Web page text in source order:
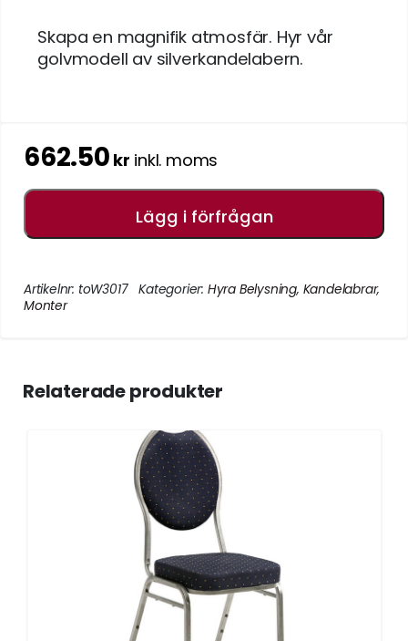
Skapa en magnifik atmosfär. Hyr vår
golvmodell av silverkandelabern.
662.50 kr inkl. moms
Lägg i förfrågan
Artikelnr: toW3017 Kategorier: Hyra Belysning, Kandelabrar,
Monter
Relaterade produkter